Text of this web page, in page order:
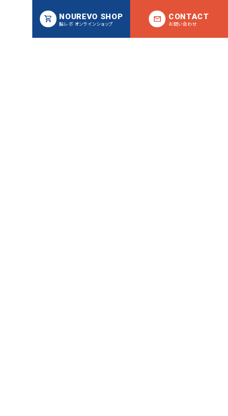
NOUREVO SHOP
脳レボ オンラインショップ
CONTACT
お問い合わせ